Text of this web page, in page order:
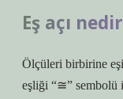
Eş açı
Ölçüleri birbirine
eşliği “≅” sembolü